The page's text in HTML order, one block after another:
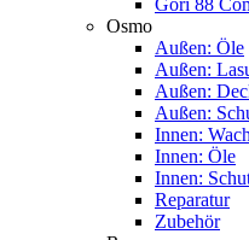
Gori 88
Osmo
Außen: Öle
Außen:
Außen:
Außen:
Innen:
Innen: Öle
Innen:
Reparatur
Zubehör